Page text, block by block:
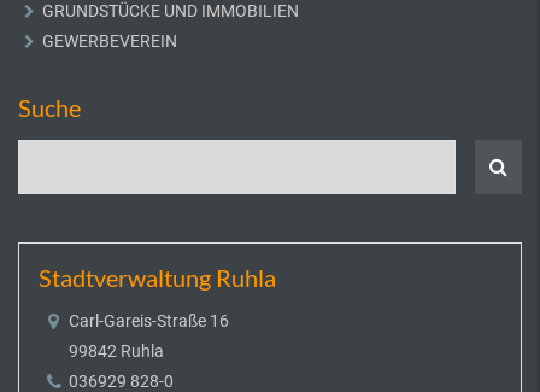
GRUNDSTÜCKE UND IMMOBILIEN
GEWERBEVEREIN
Suche
Stadtverwaltung Ruhla
Carl-Gareis-Straße 16
99842 Ruhla
036929 828-0